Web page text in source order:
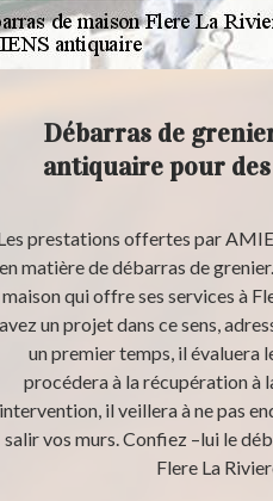
Débarras de
antiquaire pour
prestations offertes par
en matière de débarras de
maison qui offre ses services à
avez un projet dans ce sens,
un premier temps, il évaluera
procédera à la récupération à
intervention, il veillera à ne pas
salir vos murs. Confiez –lui le
Flere La